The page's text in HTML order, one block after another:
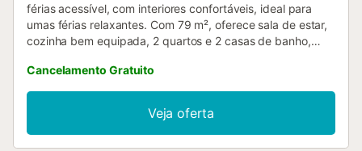
férias acessível, com interiores confortáveis, ideal para
umas férias relaxantes. Com 79 m², oferece sala de estar,
cozinha bem equipada, 2 quartos e 2 casas de banho,
encontram-se Wi-Fi de alta velocidade (adequado para
videochamadas) com espaço de trabalho para
teletrabalho, TV, ventoinha, máquina de lavar roupa e
toalhas para a praia/piscina. Podem solicitar berço e
cadeira alta para bebé. Notem que não dispõe de ar
Cancelamento Gratuito
Veja oferta